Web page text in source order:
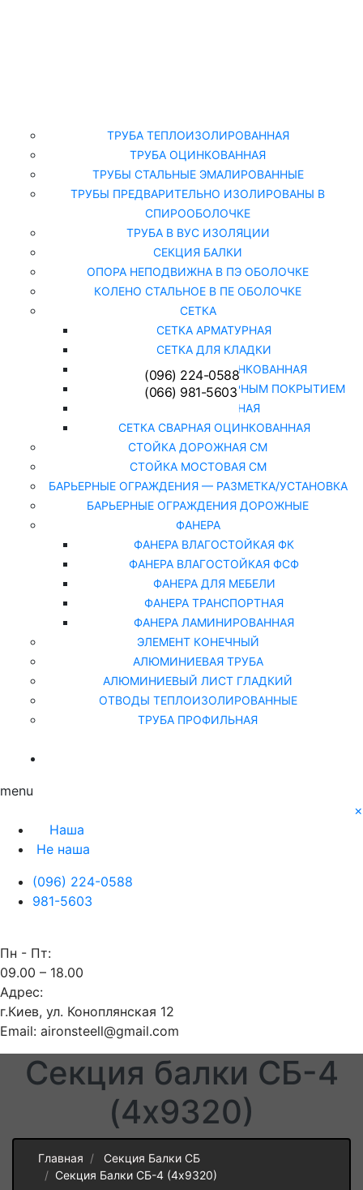
ТРУБА ТЕПЛОИЗОЛИРОВАННАЯ
ТРУБА ОЦИНКОВАННАЯ
ТРУБЫ СТАЛЬНЫЕ ЭМАЛИРОВАННЫЕ
ТРУБЫ ПРЕДВАРИТЕЛЬНО ИЗОЛИРОВАНЫ В
СПИРООБОЛОЧКЕ
ТРУБА В ВУС ИЗОЛЯЦИИ
СЕКЦИЯ БАЛКИ
ОПОРА НЕПОДВИЖНА В ПЭ ОБОЛОЧКЕ
КОЛЕНО СТАЛЬНОЕ В ПЕ ОБОЛОЧКЕ
СЕТКА
СЕТКА АРМАТУРНАЯ
СЕТКА ДЛЯ КЛАДКИ
СЕТКА РАБИЦА ОЦИНКОВАННАЯ
СЕТКА РАБИЦА С ПОЛИМЕРНЫМ ПОКРЫТИЕМ
СЕТКА СВАРНАЯ
СЕТКА СВАРНАЯ ОЦИНКОВАННАЯ
СТОЙКА ДОРОЖНАЯ СМ
СТОЙКА МОСТОВАЯ СМ
БАРЬЕРНЫЕ ОГРАЖДЕНИЯ — РАЗМЕТКА/УСТАНОВКА
БАРЬЕРНЫЕ ОГРАЖДЕНИЯ ДОРОЖНЫЕ
ФАНЕРА
ФАНЕРА ВЛАГОСТОЙКАЯ ФК
ФАНЕРА ВЛАГОСТОЙКАЯ ФСФ
ФАНЕРА ДЛЯ МЕБЕЛИ
ФАНЕРА ТРАНСПОРТНАЯ
ФАНЕРА ЛАМИНИРОВАННАЯ
ЭЛЕМЕНТ КОНЕЧНЫЙ
АЛЮМИНИЕВАЯ ТРУБА
АЛЮМИНИЕВЫЙ ЛИСТ ГЛАДКИЙ
ОТВОДЫ ТЕПЛОИЗОЛИРОВАННЫЕ
ТРУБА ПРОФИЛЬНАЯ
(096) 224-0588
(066) 981-5603
menu
×
Наша
Не наша
(096) 224-0588
981-5603
Пн - Пт:
09.00 – 18.00
Адрес:
г.Киев, ул. Коноплянская 12
Email: aironsteell@gmail.com
Секция балки СБ-4
(4х9320)
Главная
Секция Балки СБ
Секция Балки СБ-4 (4х9320)